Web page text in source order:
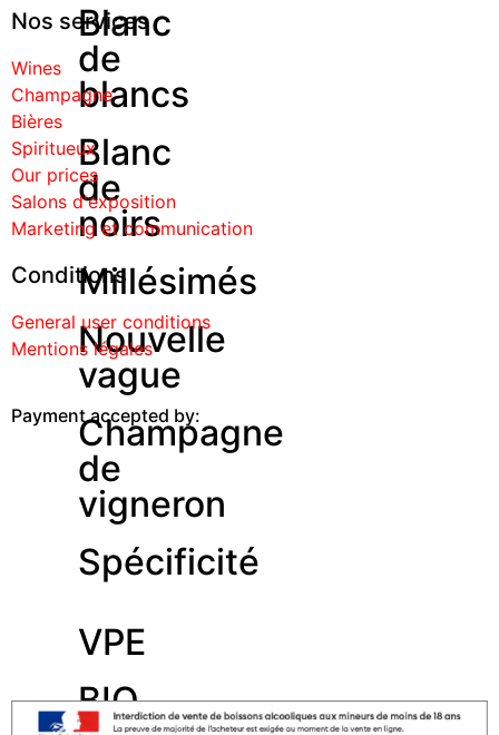
Blanc
de
blancs
Blanc
de
noirs
Millésimés
Nouvelle
vague
Champagne
de
vigneron
Spécificité
VPE
BIO
Nos services
Wines
Champagne
Bières
Spiritueux
Our prices
Salons d'exposition
Marketing et communication
Conditions
General user conditions
Mentions légales
Payment accepted by: